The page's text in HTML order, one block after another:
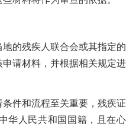
的残疾人联合会或其指定的
请材料，并根据相关规定进
件和流程至关重要，残疾证
华人民共和国国籍，且在心